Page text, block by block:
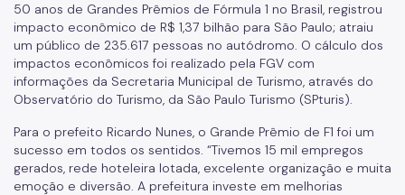
50 anos de Grandes Prêmios de Fórmula 1 no Brasil, registrou
impacto econômico de R$ 1,37 bilhão para São Paulo; atraiu
um público de 235.617 pessoas no autódromo. O cálculo dos
impactos econômicos foi realizado pela FGV com
informações da Secretaria Municipal de Turismo, através do
Observatório do Turismo, da São Paulo Turismo (SPturis).
Para o prefeito Ricardo Nunes, o Grande Prêmio de F1 foi um
sucesso em todos os sentidos. “Tivemos 15 mil empregos
gerados, rede hoteleira lotada, excelente organização e muita
emoção e diversão. A prefeitura investe em melhorias